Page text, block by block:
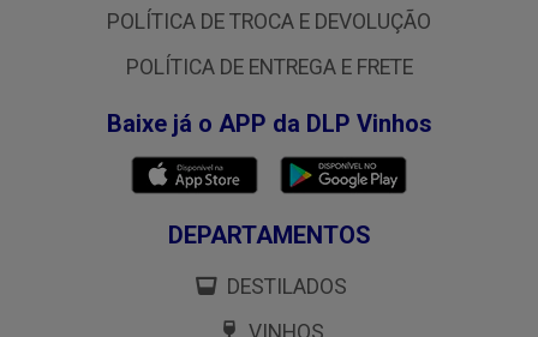
POLÍTICA DE TROCA E DEVOLUÇÃO
POLÍTICA DE ENTREGA E FRETE
Baixe já o APP da DLP Vinhos
DEPARTAMENTOS
DESTILADOS